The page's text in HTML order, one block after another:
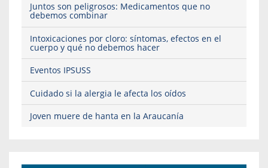
Juntos son peligrosos: Medicamentos que no
debemos combinar
Intoxicaciones por cloro: síntomas, efectos en el
cuerpo y qué no debemos hacer
Eventos IPSUSS
Cuidado si la alergia le afecta los oídos
Joven muere de hanta en la Araucanía